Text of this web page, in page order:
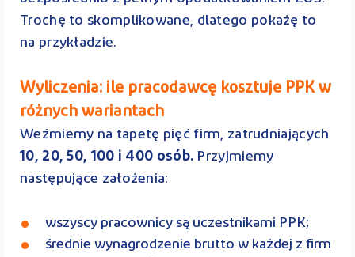
Trochę to skomplikowane, dlatego pokażę to
na przykładzie.
Wyliczenia: ile pracodawcę kosztuje PPK w
różnych wariantach
Weźmiemy na tapetę pięć firm, zatrudniających
10, 20, 50, 100 i 400 osób. Przyjmiemy
następujące założenia:
wszyscy pracownicy są uczestnikami PPK;
średnie wynagrodzenie brutto w każdej z firm